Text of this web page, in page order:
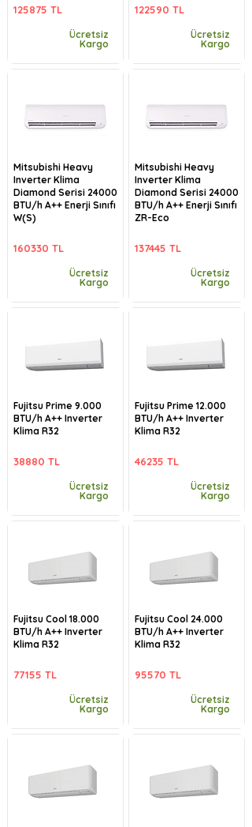
125875 TL
Ücretsiz
Kargo
Mitsubishi Heavy
Inverter Klima
Diamond Serisi 24000
BTU/h A++ Enerji Sınıfı
W(S)
160330 TL
Ücretsiz
Kargo
Fujitsu Prime 9.000
BTU/h A++ Inverter
Klima R32
38880 TL
Ücretsiz
Kargo
Fujitsu Cool 18.000
BTU/h A++ Inverter
Klima R32
77155 TL
Ücretsiz
Kargo
122590 TL
Ücretsiz
Kargo
Mitsubishi Heavy
Inverter Klima
Diamond Serisi 24000
BTU/h A++ Enerji Sınıfı
ZR-Eco
137445 TL
Ücretsiz
Kargo
Fujitsu Prime 12.000
BTU/h A++ Inverter
Klima R32
46235 TL
Ücretsiz
Kargo
Fujitsu Cool 24.000
BTU/h A++ Inverter
Klima R32
95570 TL
Ücretsiz
Kargo